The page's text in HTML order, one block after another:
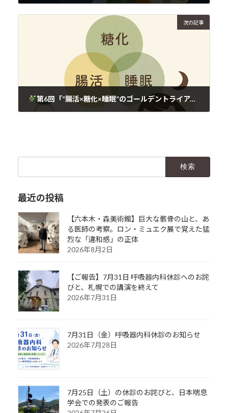
次の記事
第6回「“腸活×糖化×睡眠”のゴールデントライアングル」
最近の投稿
【六本木・森美術館】巨大な骸骨の山と、あ
る医師の考察。ロン・ミュエク展で覚えた猛
烈な「違和感」の正体
2026年8月2日
【ご報告】7月31日 呼吸器内科休診へのお詫
びと、札幌での講演を終えて
2026年7月31日
7月31日（金）呼吸器内科休診のお知らせ
2026年7月28日
7月25日（土）の休診のお詫びと、日本喘息
学会での発表のご報告